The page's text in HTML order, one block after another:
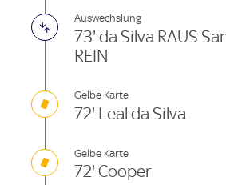
Auswechslung
73' da Silva RAUS
REIN
Gelbe Karte
72' Leal da Silva
Gelbe Karte
72' Cooper